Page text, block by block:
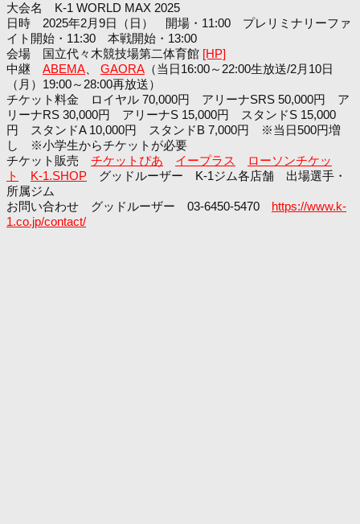
大会名 K-1 WORLD MAX 2025
日時 2025年2月9日（日） 開場・11:00 プレリミナリーファ
イト開始・11:30 本戦開始・13:00
会場 国立代々木競技場第二体育館 [HP]
中継 ABEMA GAORA （当日16:00～22:00生放送/2月10日
（月）19:00～28:00再放送）
チケット料金 ロイヤル 70,000円 アリーナSRS 50,000円 ア
リーナRS 30,000円 アリーナS 15,000円 スタンドS 15,000
円 スタンドA 10,000円 スタンドB 7,000円 ※当日500円増
し ※小学生からチケットが必要
チケット販売 チケットぴあ イープラス
ローソンチケッ
ト
K-1.SHOP グッドルーザー K-1ジム各店舗 出場選手・
所属ジム
お問い合わせ グッドルーザー 03-6450-5470 https://www.k-
1.co.jp/contact/